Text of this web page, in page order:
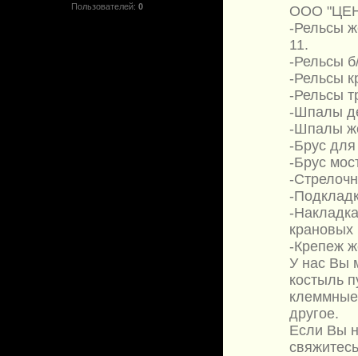
Пользователей:0
ООО
-Рельсы
11.
-Рельсы
-Рельсы
-Рельсы
-Шпалы
-Шпалы
-Брус
-Брус
-
-
-
крановых
-Крепеж
У нас Вы
костыль
другое.
Если Вы